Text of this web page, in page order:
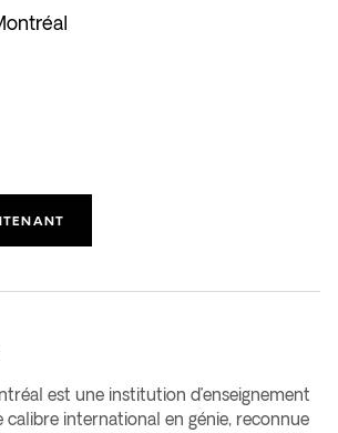
est une institution d’enseignement
calibre international en génie, reconnue